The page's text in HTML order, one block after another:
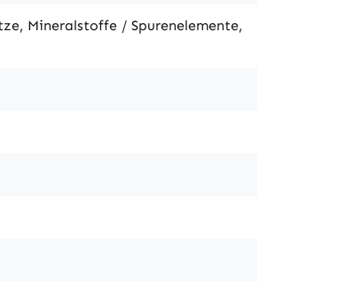
Mineralstoffe / Spurenelemente,